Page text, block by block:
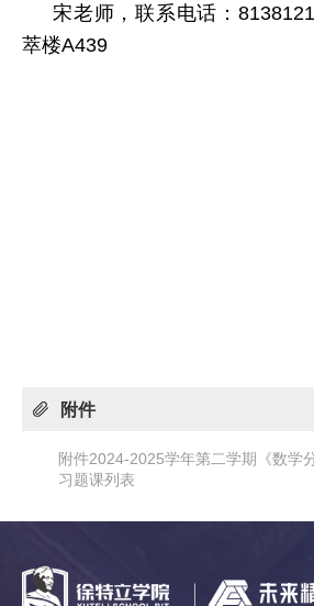
宋老师，联系电话：
萃楼A439
徐特
2025年
附件
附件2024-2025学年第二学期《数学
习题课列表